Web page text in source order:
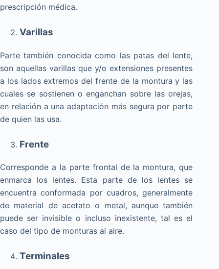
prescripción médica.
Varillas
Parte también conocida como las patas del lente,
son aquellas varillas que y/o extensiones presentes
a los lados extremos del frente de la montura y las
cuales se sostienen o enganchan sobre las orejas,
en relación a una adaptación más segura por parte
de quien las usa.
Frente
Corresponde a la parte frontal de la montura, que
enmarca los lentes. Esta parte de los lentes se
encuentra conformada por cuadros, generalmente
de material de acetato o metal, aunque también
puede ser invisible o incluso inexistente, tal es el
caso del tipo de monturas al aire.
Terminales